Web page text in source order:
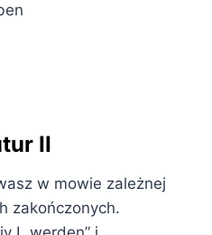
II
w mowie zależnej
zakończonych.